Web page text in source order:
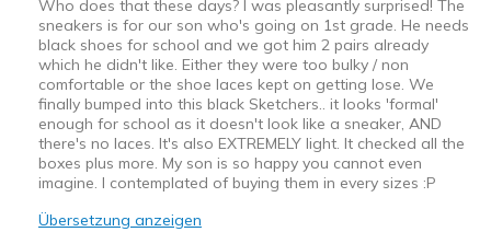
Who does that these days? I was pleasantly surprised! The
sneakers is for our son who's going on 1st grade. He needs
black shoes for school and we got him 2 pairs already
which he didn't like. Either they were too bulky / non
comfortable or the shoe laces kept on getting lose. We
finally bumped into this black Sketchers.. it looks 'formal'
enough for school as it doesn't look like a sneaker, AND
there's no laces. It's also EXTREMELY light. It checked all the
boxes plus more. My son is so happy you cannot even
imagine. I contemplated of buying them in every sizes :P
Übersetzung anzeigen